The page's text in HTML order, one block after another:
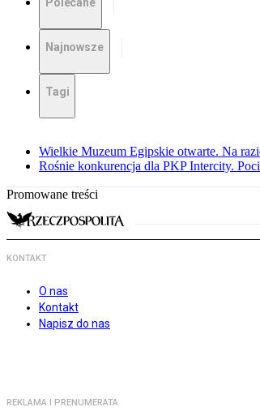
Najnowsze
Tagi
Wielkie Muzeum Egipskie otwarte. Na
Rośnie konkurencja dla PKP Intercity.
Promowane treści
KONTAKT
O nas
Kontakt
Napisz do nas
REKLAMA I PRENUMERATA